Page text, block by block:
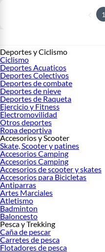
1
Deportes y Ciclismo
Ciclismo
Deportes Acuaticos
Deportes Colectivos
Deportes de combate
Deportes de nieve
Deportes de Raqueta
Ejercicio y Fitness
Electromovilidad
Otros deportes
Ropa deportiva
Accesorios y Scooter
Skate, Scooter y patines
Accesorios Camping
Accesorios Camping
Accesorios de scooter y skates
Accesorios para Bicicletas
Antiparras
Artes Marciales
Atletismo
Badminton
Baloncesto
Pesca y Trekking
Caña de pescar
Carretes de pesca
Flotadores de pesca